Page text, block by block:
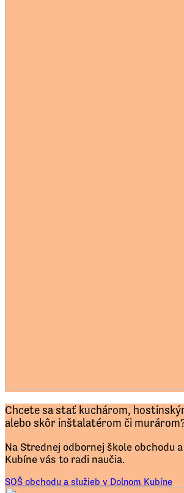
Chcete sa stať kuchárom,
alebo skôr inštalatérom či
Na Strednej odbornej škole obchodu
Kubíne vás to radi naučia.
SOŠ obchodu a služieb v Dolnom Kubíne